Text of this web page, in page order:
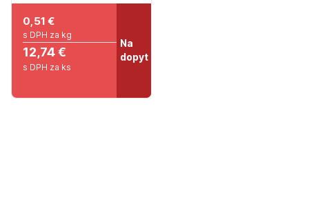
0,51 €
s DPH za kg
12,74 €
s DPH za ks
Na
dopyt